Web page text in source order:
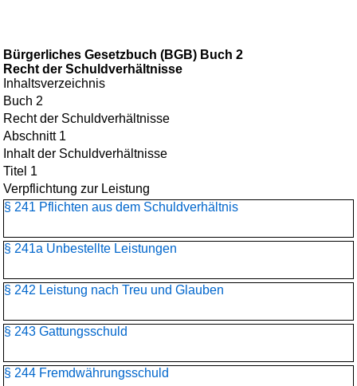
Bürgerliches Gesetzbuch (BGB) Buch 2
Recht der Schuldverhältnisse
Inhaltsverzeichnis
Buch 2
Recht der Schuldverhältnisse
Abschnitt 1
Inhalt der Schuldverhältnisse
Titel 1
Verpflichtung zur Leistung
§ 241 Pflichten aus dem Schuldverhältnis
§ 241a Unbestellte Leistungen
§ 242 Leistung nach Treu und Glauben
§ 243 Gattungsschuld
§ 244 Fremdwährungsschuld